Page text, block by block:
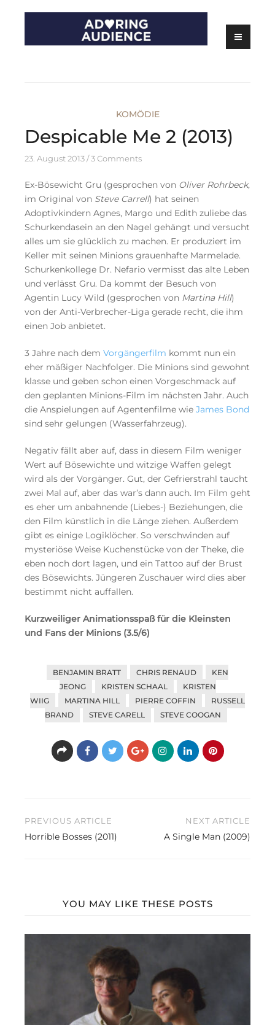
content
KOMÖDIE
Despicable Me 2 (2013)
23. August 2013 3 Comments
Ex-Bösewicht Gru (gesprochen von Oliver Rohrbeck,
im Original von Steve Carrell) hat seinen
Adoptivkindern Agnes, Margo und Edith zuliebe das
Schurkendasein an den Nagel gehängt und versucht
alles um sie glücklich zu machen. Er produziert im
Keller mit seinen Minions grauenhafte Marmelade.
Schurkenkollege Dr. Nefario vermisst das alte Leben
und verlässt Gru. Da kommt der Besuch von
Agentin Lucy Wild (gesprochen von Martina Hill)
von der Anti-Verbrecher-Liga gerade recht, die ihm
einen Job anbietet.
3 Jahre nach dem Vorgängerfilm kommt nun ein
eher mäßiger Nachfolger. Die Minions sind gewohnt
klasse und geben schon einen Vorgeschmack auf
den geplanten Minions-Film im nächsten Jahr. Auch
die Anspielungen auf Agentenfilme wie James Bond
sind sehr gelungen (Wasserfahrzeug).
Negativ fällt aber auf, dass in diesem Film weniger
Wert auf Bösewichte und witzige Waffen gelegt
wird als der Vorgänger. Gut, der Gefrierstrahl taucht
zwei Mal auf, aber das war’s dann auch. Im Film geht
es eher um anbahnende (Liebes-) Beziehungen, die
den Film künstlich in die Länge ziehen. Außerdem
gibt es einige Logiklöcher. So verschwinden auf
mysteriöse Weise Kuchenstücke von der Theke, die
eben noch dort lagen, und ein Tattoo auf der Brust
des Bösewichts. Jüngeren Zuschauer wird dies aber
bestimmt nicht auffallen.
Kurzweiliger Animationsspaß für die Kleinsten
und Fans der Minions (3.5/6)
BENJAMIN BRATT CHRIS RENAUD
KEN
JEONG
KRISTEN SCHAAL
KRISTEN
WIIG
MARTINA HILL PIERRE COFFIN
RUSSELL
BRAND
STEVE CARELL STEVE COOGAN
Beitragsnavigation
PREVIOUS ARTICLE
Horrible Bosses (2011)
NEXT ARTICLE
A Single Man (2009)
YOU MAY LIKE THESE POSTS